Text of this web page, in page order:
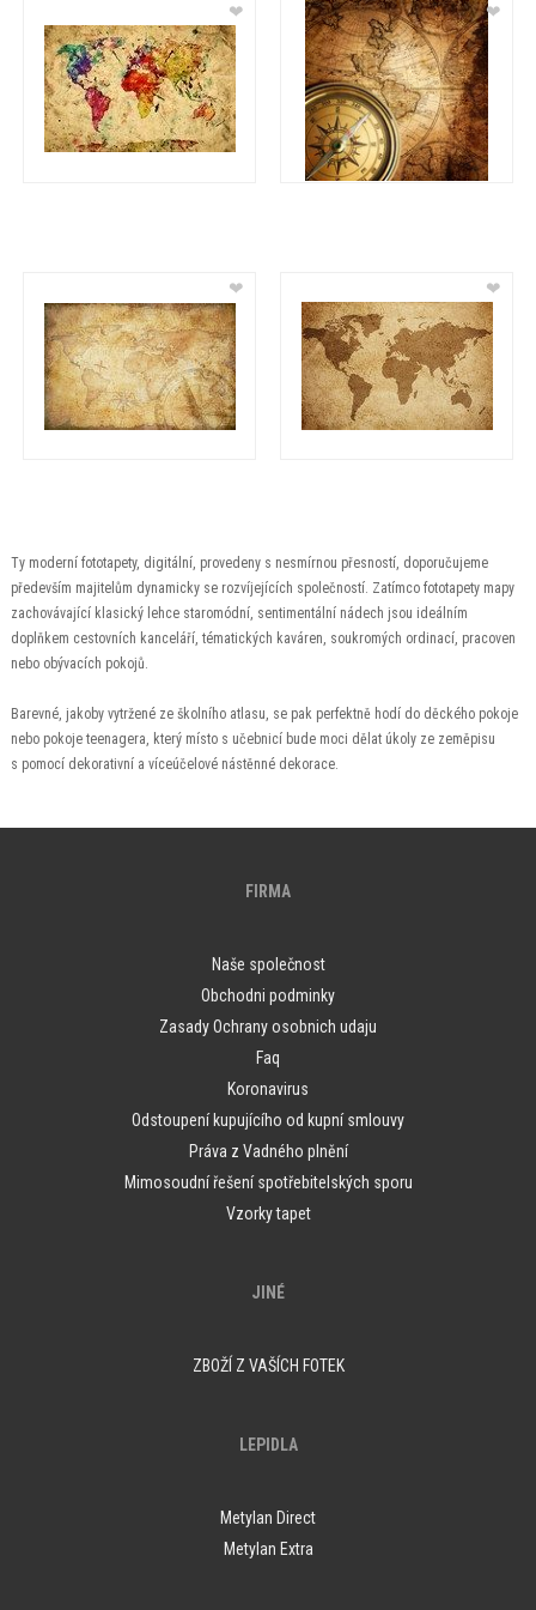
❤ ❤
❤ ❤
Ty moderní fototapety, digitální, provedeny s nesmírnou přesností, doporučujeme
především majitelům dynamicky se rozvíjejících společností. Zatímco fototapety mapy
zachovávající klasický lehce staromódní, sentimentální nádech jsou ideálním
doplňkem cestovních kanceláří, tématických kaváren, soukromých ordinací, pracoven
nebo obývacích pokojů.
Barevné, jakoby vytržené ze školního atlasu, se pak perfektně hodí do děckého pokoje
nebo pokoje teenagera, který místo s učebnicí bude moci dělat úkoly ze zeměpisu
s pomocí dekorativní a víceúčelové nástěnné dekorace.
FIRMA
Naše společnost
Obchodni podminky
Zasady Ochrany osobnich udaju
Faq
Koronavirus
Odstoupení kupujícího od kupní smlouvy
Práva z Vadného plnění
Mimosoudní řešení spotřebitelských sporu
Vzorky tapet
JINÉ
ZBOŽÍ Z VAŠÍCH FOTEK
LEPIDLA
Metylan Direct
Metylan Extra